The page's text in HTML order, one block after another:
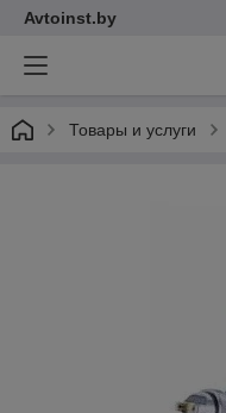
Avtoinst.by
Товары и услуги